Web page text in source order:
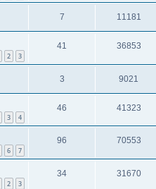
7 11181
2 3
41 36853
3 9021
3 4
46 41323
6 7
96 70553
2 3
34 31670